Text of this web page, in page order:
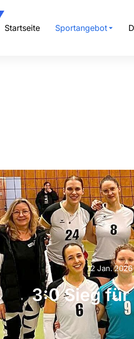
Startseite Sportangebot
12 Jan. 2026
3:0 Sieg für